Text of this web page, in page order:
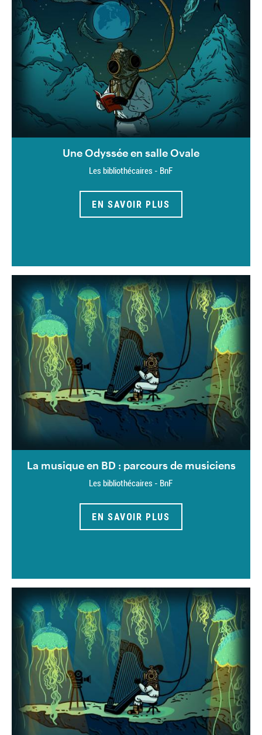
Une Odyssée en salle Ovale
Les bibliothécaires - BnF
EN SAVOIR PLUS
La musique en BD : parcours de musiciens
Les bibliothécaires - BnF
EN SAVOIR PLUS